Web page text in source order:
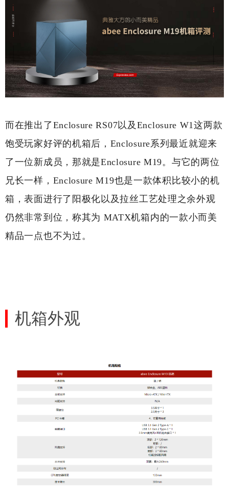
而在推出了Enclosure RS07以及Enclosure W1这两款
饱受玩家好评的机箱后，Enclosure系列最近就迎来
了一位新成员，那就是Enclosure M19。与它的两位
兄长一样，Enclosure M19也是一款体积比较小的机
箱，表面进行了阳极化以及拉丝工艺处理之余外观
仍然非常到位，称其为 MATX机箱内的一款小而美
精品一点也不为过。
机箱外观